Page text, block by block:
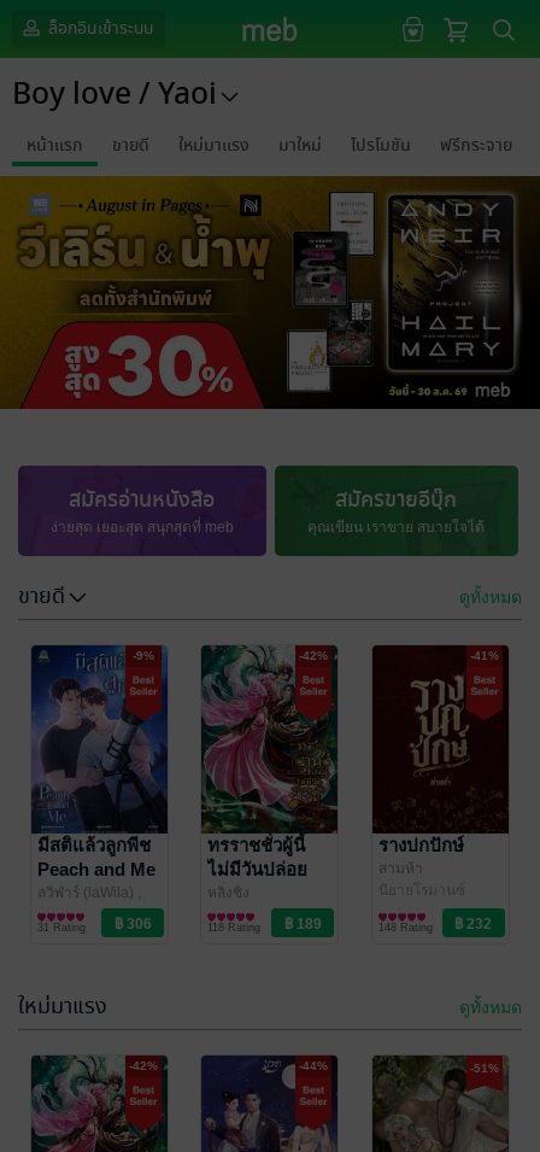
ล็อกอินเข้าระบบ
Boy love / Yaoi
หน้าแรก ขายดี ใหม่มาแรง มาใหม่ โปรโมชัน ฟรีกระจาย
สมัครอ่านหนังสือ
ง่ายสุด เยอะสุด สนุกสุดที่ meb
สมัครขายอีบุ๊ก
คุณเขียน เราขาย สบายใจได้
ขายดี ดูทั้งหมด
-9%
มีสติแล้วลูกพีช
Peach and Me
ลวิฬาร์ (laWila) ,
Somethingsblue /
Sunflower Book
นิยายวาย Boy
Love / Yaoi
31 Rating
-42%
ทรราชชั่วผู้นี้
ไม่มีวันปล่อย
เจ้าไป
หลิ่งชิง
นิยายรักจีนโบราณ
118 Rating
-41%
รางปกปักษ์
สามห้า
นิยายโรมานซ์
148 Rating
ใหม่มาแรง ดูทั้งหมด
-42% -44% -51%